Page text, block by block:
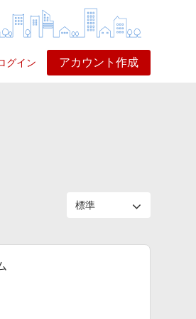
グイン アカウント作成